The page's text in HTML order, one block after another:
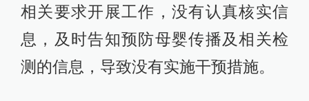
相关要求开展工作，没有认真核实信
息，及时告知预防母婴传播及相关检
测的信息，导致没有实施干预措施。